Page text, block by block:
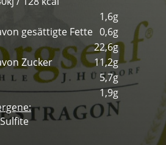
1,6g
gesättigte Fette 0,6g
22,6g
Zucker
11,2g
5,7g
1,9g